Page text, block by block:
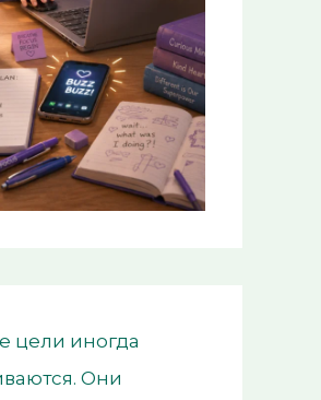
цели иногда
Они